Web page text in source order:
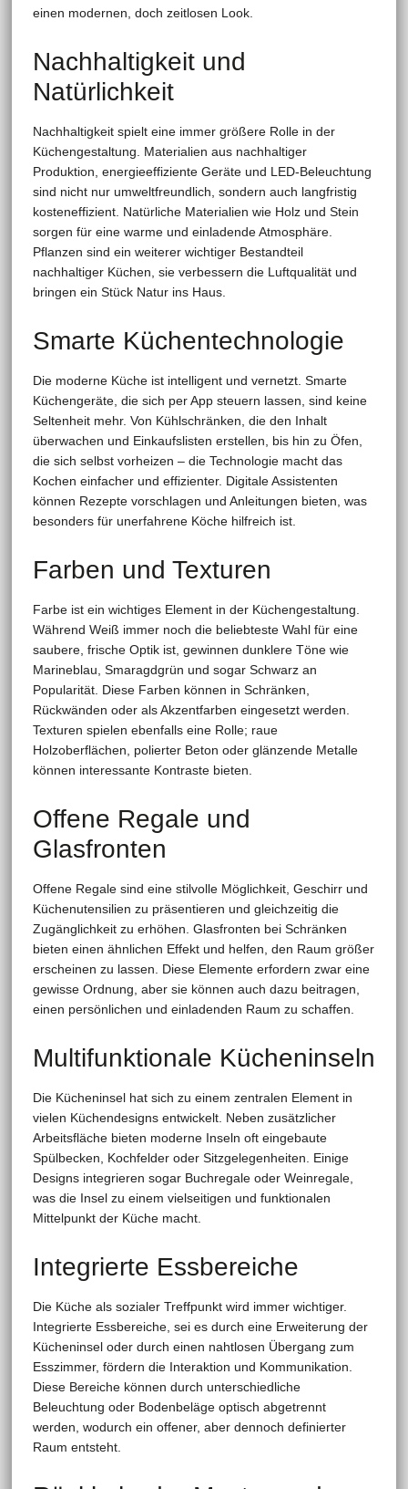
einen modernen, doch zeitlosen Look.
Nachhaltigkeit und
Natürlichkeit
Nachhaltigkeit spielt eine immer größere Rolle in der
Küchengestaltung. Materialien aus nachhaltiger
Produktion, energieeffiziente Geräte und LED-Beleuchtung
sind nicht nur umweltfreundlich, sondern auch langfristig
kosteneffizient. Natürliche Materialien wie Holz und Stein
sorgen für eine warme und einladende Atmosphäre.
Pflanzen sind ein weiterer wichtiger Bestandteil
nachhaltiger Küchen, sie verbessern die Luftqualität und
bringen ein Stück Natur ins Haus.
Smarte Küchentechnologie
Die moderne Küche ist intelligent und vernetzt. Smarte
Küchengeräte, die sich per App steuern lassen, sind keine
Seltenheit mehr. Von Kühlschränken, die den Inhalt
überwachen und Einkaufslisten erstellen, bis hin zu Öfen,
die sich selbst vorheizen – die Technologie macht das
Kochen einfacher und effizienter. Digitale Assistenten
können Rezepte vorschlagen und Anleitungen bieten, was
besonders für unerfahrene Köche hilfreich ist.
Farben und Texturen
Farbe ist ein wichtiges Element in der Küchengestaltung.
Während Weiß immer noch die beliebteste Wahl für eine
saubere, frische Optik ist, gewinnen dunklere Töne wie
Marineblau, Smaragdgrün und sogar Schwarz an
Popularität. Diese Farben können in Schränken,
Rückwänden oder als Akzentfarben eingesetzt werden.
Texturen spielen ebenfalls eine Rolle; raue
Holzoberflächen, polierter Beton oder glänzende Metalle
können interessante Kontraste bieten.
Offene Regale und
Glasfronten
Offene Regale sind eine stilvolle Möglichkeit, Geschirr und
Küchenutensilien zu präsentieren und gleichzeitig die
Zugänglichkeit zu erhöhen. Glasfronten bei Schränken
bieten einen ähnlichen Effekt und helfen, den Raum größer
erscheinen zu lassen. Diese Elemente erfordern zwar eine
gewisse Ordnung, aber sie können auch dazu beitragen,
einen persönlichen und einladenden Raum zu schaffen.
Multifunktionale Kücheninseln
Die Kücheninsel hat sich zu einem zentralen Element in
vielen Küchendesigns entwickelt. Neben zusätzlicher
Arbeitsfläche bieten moderne Inseln oft eingebaute
Spülbecken, Kochfelder oder Sitzgelegenheiten. Einige
Designs integrieren sogar Buchregale oder Weinregale,
was die Insel zu einem vielseitigen und funktionalen
Mittelpunkt der Küche macht.
Integrierte Essbereiche
Die Küche als sozialer Treffpunkt wird immer wichtiger.
Integrierte Essbereiche, sei es durch eine Erweiterung der
Kücheninsel oder durch einen nahtlosen Übergang zum
Esszimmer, fördern die Interaktion und Kommunikation.
Diese Bereiche können durch unterschiedliche
Beleuchtung oder Bodenbeläge optisch abgetrennt
werden, wodurch ein offener, aber dennoch definierter
Raum entsteht.